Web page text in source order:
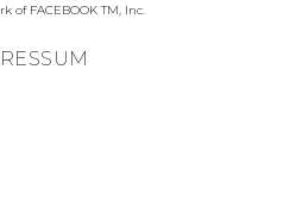
of FACEBOOK TM, Inc.